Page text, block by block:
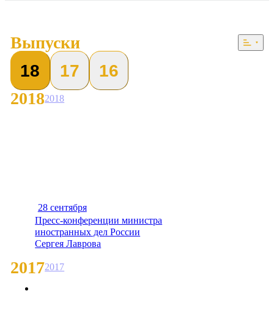
Выпуски
18
17
16
20182018
28 сентября
Пресс-конференции министра
иностранных дел России
Сергея Лаврова
20172017